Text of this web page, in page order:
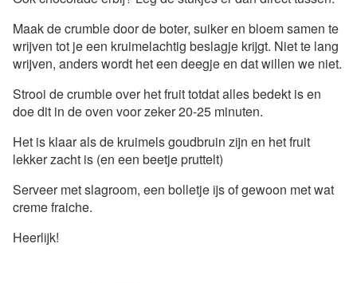
Maak de crumble door de boter, suiker en bloem samen te
wrijven tot je een kruimelachtig beslagje krijgt. Niet te lang
wrijven, anders wordt het een deegje en dat willen we niet.
Strooi de crumble over het fruit totdat alles bedekt is en
doe dit in de oven voor zeker 20-25 minuten.
Het is klaar als de kruimels goudbruin zijn en het fruit
lekker zacht is (en een beetje pruttelt)
Serveer met slagroom, een bolletje ijs of gewoon met wat
creme fraiche.
Heerlijk!